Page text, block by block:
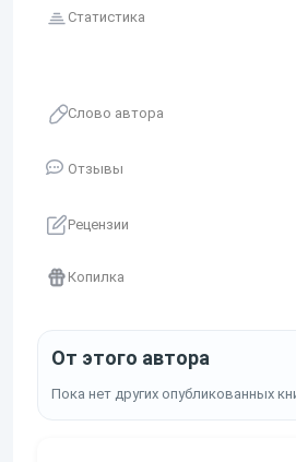
Статистика
Слово автора
Отзывы
Рецензии
Копилка
От этого автора
Пока нет других опубликованных